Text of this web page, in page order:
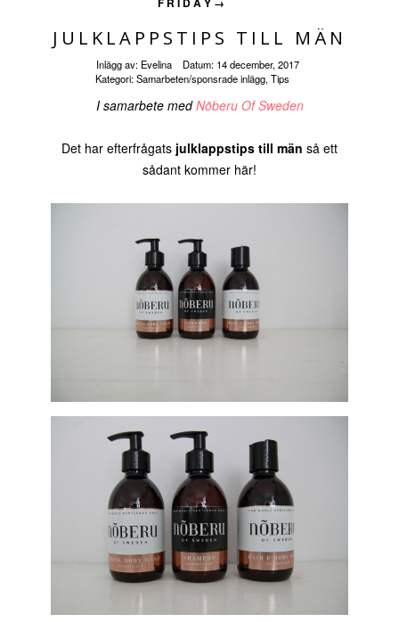
JULKLAPPSTIPS TILL MÄN
Inlägg av: Evelina Datum: 14 december, 2017
Kategori:Samarbeten/sponsrade inlägg, Tips
I samarbete medNõberu Of Sweden
Det har efterfrågats julklappstips till män så ett
sådant kommer här!